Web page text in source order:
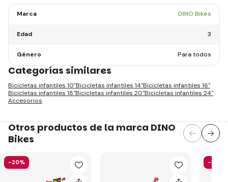
Marca DINO Bikes
Edad 3
Género Para todos
Categorías similares
Bicicletas infantiles 10"Bicicletas infantiles 14"Bicicletas infantiles 16"
Bicicletas infantiles 18"Bicicletas infantiles 20"Bicicletas infantiles 24"
Accesorios
Otros productos de la marca DINO
Bikes
-20% -19%